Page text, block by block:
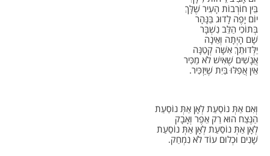
בֵּין חוֹרְבוֹת הָעִיר שֶׁלָּךְ
יוֹם יָפֶה לָדוּג בַּנָּהָר
בְּתוֹכִי הַלֵּב נִשְׁבָּר
שָׁם הָיְתָה וְאֵינָה
יַלְּדוּתֵךְ אִשָּׁה קְטַנָּה
אֲנָשִׁים שֶׁאִישׁ לֹא מַכִּיר
אֵין אֲפִלּוּ בַּיִת שֶׁיַּזְכִּיר.
וְאִם אַתְּ נוֹסַעַת לְאָן אַתְּ נוֹסַעַת
הַנֶּצַח הוּא רַק אֵפֶר וְאָבָק
לְאָן אַתְּ נוֹסַעַת לְאָן אַתְּ נוֹסַעַת
שָׁנִים וּכְלוּם עוֹד לֹא נִמְחַק.